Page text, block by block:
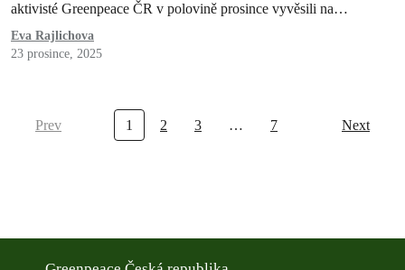
aktivisté Greenpeace ČR v polovině prosince vyvěsili na…
Eva Rajlichova
23 prosince, 2025
Prev 1 2 3 … 7 Next